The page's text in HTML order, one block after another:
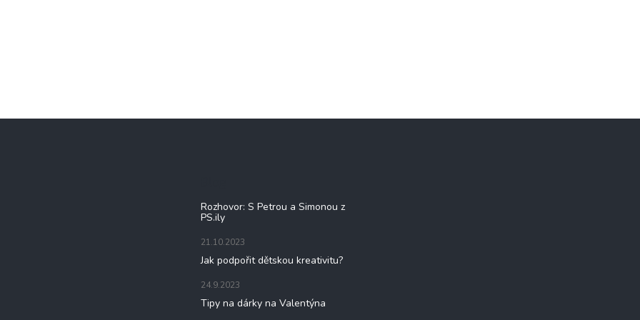
Rozhovor: S Petrou a Simonou z
PS.ily
21.10.2023
Jak podpořit dětskou kreativitu?
24.9.2023
Tipy na dárky na Valentýna